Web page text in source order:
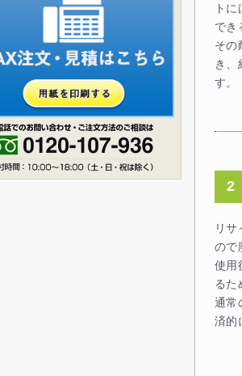
ト
でき
その
き、
す。
2
リ
ので
使用
るた
通常
済的